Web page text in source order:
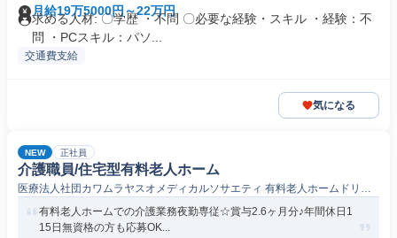
月給19万5000円～22万円
求める人材: 〇学歴 ・不問 〇必要な経験・スキル ・経験：不
問 ・PCスキル：パソ...
交通費支給
気になる
NEW 正社員
介護職員/住宅型有料老人ホーム
医療法人社団カワムラヤスオメディカルソサエティ 有料老人ホームドリー
ム・コート
有料老人ホームでの介護業務夜勤専従☆賞与2.6ヶ月分♪年間休日1
15日無資格の方も応募OK...